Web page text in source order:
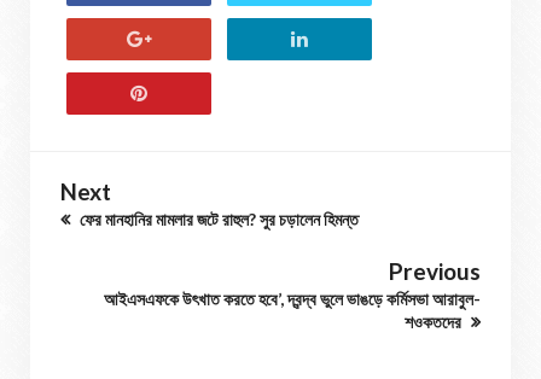
Next
ফের মানহানির মামলার জটে রাহুল? সুর চড়ালেন হিমন্ত
Previous
আইএসএফকে উৎখাত করতে হবে’, দ্বন্দ্ব ভুলে ভাঙড়ে কর্মিসভা আরাবুল-
শওকতদের